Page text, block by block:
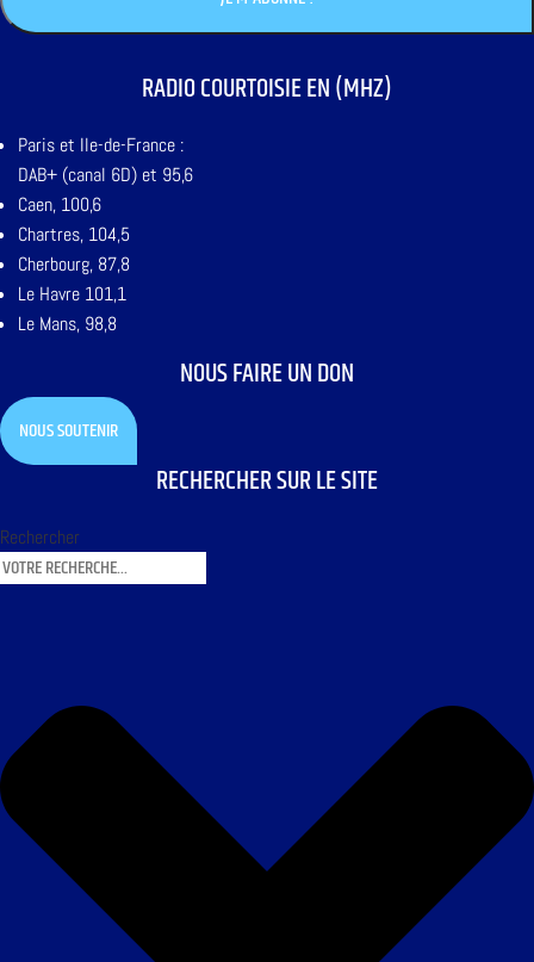
RADIO COURTOISIE EN (MHZ)
Paris et Ile-de-France :
DAB+ (canal 6D) et 95,6
Caen, 100,6
Chartres, 104,5
Cherbourg, 87,8
Le Havre 101,1
Le Mans, 98,8
NOUS FAIRE UN DON
NOUS SOUTENIR
RECHERCHER SUR LE SITE
Rechercher